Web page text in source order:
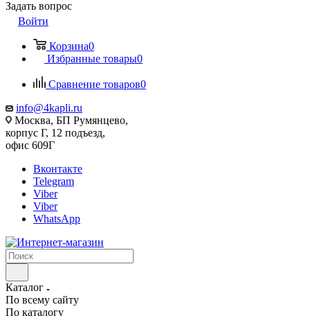
Задать вопрос
Войти
Корзина0
Избранные товары0
Сравнение товаров0
info@4kapli.ru
Москва, БП Румянцево,
корпус Г, 12 подъезд,
офис 609Г
Вконтакте
Telegram
Viber
Viber
WhatsApp
Каталог
По всему сайту
По каталогу